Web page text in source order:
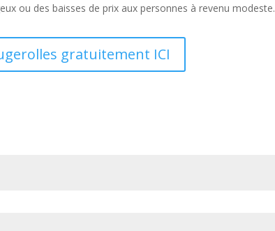
ou des baisses de prix aux personnes à revenu modeste.
gratuitement ICI